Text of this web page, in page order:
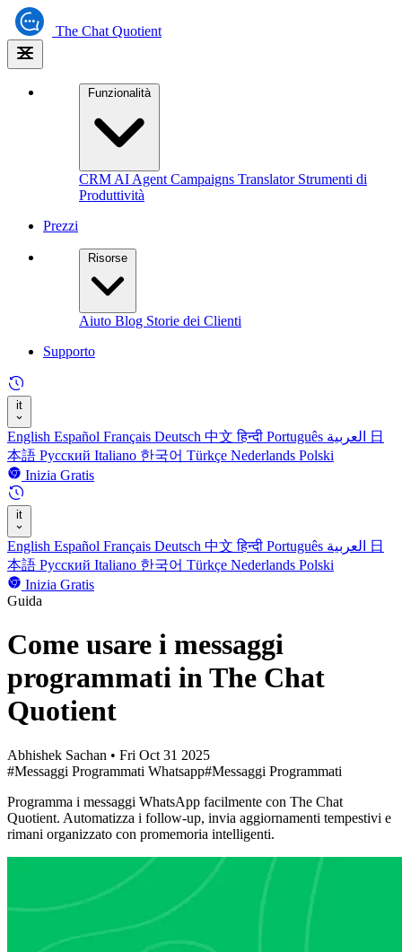
The Chat Quotient
Funzionalità
CRM AI Agent Campaigns Translator Strumenti di
Produttività
Prezzi
Risorse
Aiuto Blog Storie dei Clienti
Supporto
it
English Español Français Deutsch 中文हिन्दी Português
日
本語 Русский Italiano 한국어 Türkçe Nederlands Polski
Inizia Gratis
it
English Español Français Deutsch 中文हिन्दी Português
日
本語 Русский Italiano 한국어 Türkçe Nederlands Polski
Inizia Gratis
Guida
Come usare i messaggi
programmati in The Chat
Quotient
Abhishek Sachan • Fri Oct 31 2025
#Messaggi Programmati Whatsapp#Messaggi Programmati
Programma i messaggi WhatsApp facilmente con The Chat
Quotient. Automatizza i follow-up, invia aggiornamenti tempestivi e
rimani organizzato con promemoria intelligenti.